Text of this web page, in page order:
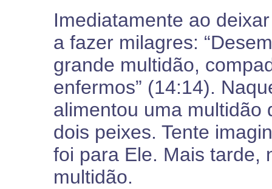
Imediatamente ao
a fazer milagres:
grande multidão,
enfermos” (14:14).
alimentou uma multidão
dois peixes. Tente
foi para Ele. Mais tarde,
multidão.